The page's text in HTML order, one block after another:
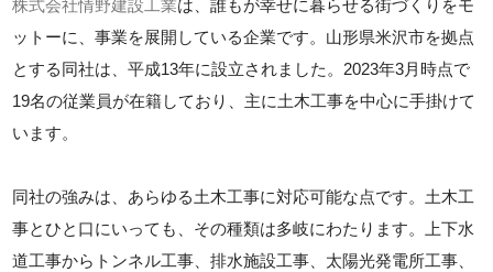
株式会社情野建設工業は、誰もが幸せに暮らせる街づくりをモ
ットーに、事業を展開している企業です。山形県米沢市を拠点
とする同社は、平成13年に設立されました。2023年3月時点で
19名の従業員が在籍しており、主に土木工事を中心に手掛けて
います。
同社の強みは、あらゆる土木工事に対応可能な点です。土木工
事とひと口にいっても、その種類は多岐にわたります。上下水
道工事からトンネル工事、排水施設工事、太陽光発電所工事、